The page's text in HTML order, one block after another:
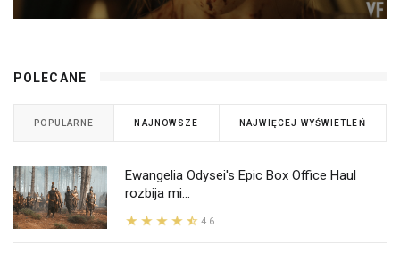
POLECANE
POPULARNE NAJNOWSZE NAJWIĘCEJ WYŚWIETLEŃ
Ewangelia Odysei's Epic Box Office Haul
rozbija mi...
4.6